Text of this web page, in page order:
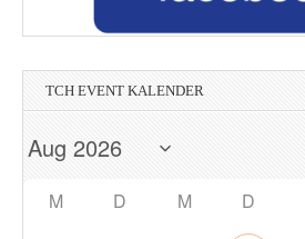
TCH EVENT KALENDER
M D M D